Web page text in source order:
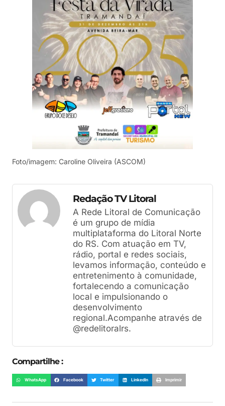
Foto/imagem: Caroline Oliveira (ASCOM)
Redação TV Litoral
A Rede Litoral de Comunicação
é um grupo de mídia
multiplataforma do Litoral Norte
do RS. Com atuação em TV,
rádio, portal e redes sociais,
levamos informação, conteúdo e
entretenimento à comunidade,
fortalecendo a comunicação
local e impulsionando o
desenvolvimento
regional.Acompanhe através de
@redelitoralrs.
Compartilhe :
WhatsApp Facebook Twitter LinkedIn Imprimir